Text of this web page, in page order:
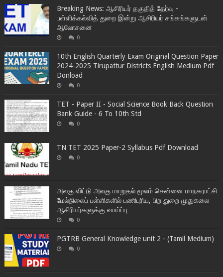
Breaking News: ஆசிரியர் தகுதித் தேர்வு -
பள்ளிக்கல்வித் துறை இன்று ஆசிரியர் சங்கங்களுடன்
ஆலோசனை
0
10th English Quarterly Exam Original Question Paper
2024-2025 Tirupattur Districts English Medium Pdf
Donload
0
TET - Paper II - Social Science Book Back Question
Bank Guide - 6 To 10th Std
0
TN TET 2025 Paper-2 Syllabus Pdf Download
0
அலகு விட்டு அலகு மாறுதல் மூலம் சென்னை மாநகராட்சி
மேல்நிலைப் பள்ளிகளில் பணிபுரிய, பிற துறை முதுகலை
ஆசிரியர்களுக்கு வாய்ப்பு
0
PGTRB General Knowledge unit 2 - (Tamil Medium)
0